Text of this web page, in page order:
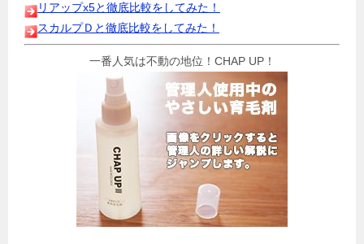
リアップx5と徹底比較をしてみた！
スカルプＤと徹底比較をしてみた！
一番人気は不動の地位！CHAP UP！